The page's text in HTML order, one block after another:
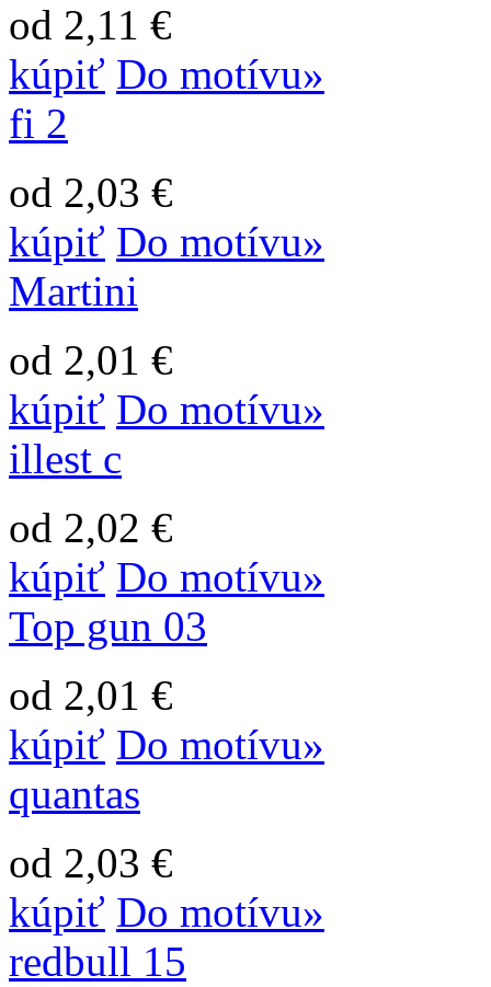
od 2,11 €
kúpiť Do motívu»
fi 2
od 2,03 €
kúpiť Do motívu»
Martini
od 2,01 €
kúpiť Do motívu»
illest c
od 2,02 €
kúpiť Do motívu»
Top gun 03
od 2,01 €
kúpiť Do motívu»
quantas
od 2,03 €
kúpiť Do motívu»
redbull 15